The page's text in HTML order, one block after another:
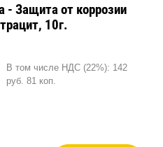
- Защита от коррозии
10г.
В том числе НДС (22%): 142
руб. 81 коп.